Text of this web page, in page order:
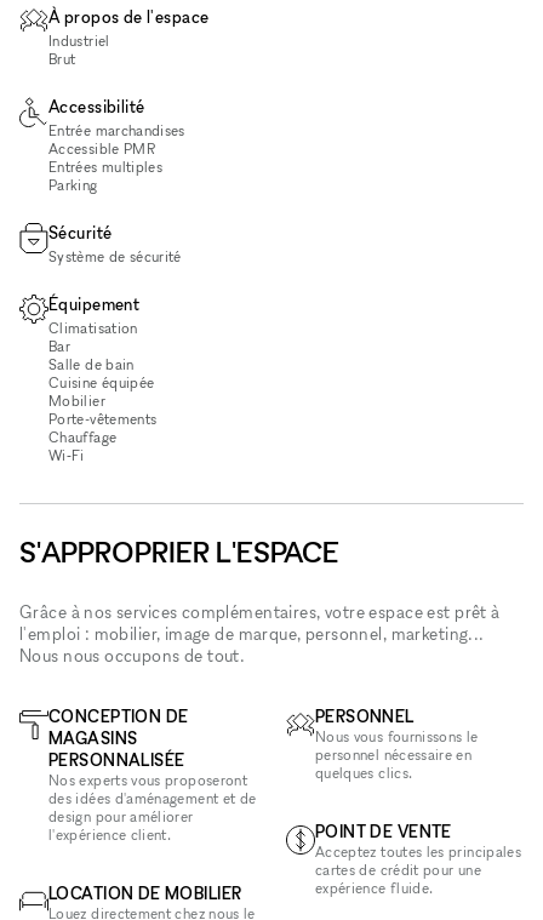
À propos de l'espace
Industriel
Brut
Accessibilité
Entrée marchandises
Accessible PMR
Entrées multiples
Parking
Sécurité
Système de sécurité
Équipement
Climatisation
Bar
Salle de bain
Cuisine équipée
Mobilier
Porte-vêtements
Chauffage
Wi‑Fi
S'APPROPRIER L'ESPACE
Grâce à nos services complémentaires, votre espace est prêt à
l'emploi : mobilier, image de marque, personnel, marketing...
Nous nous occupons de tout.
CONCEPTION DE
MAGASINS
PERSONNALISÉE
Nos experts vous proposeront
des idées d'aménagement et de
design pour améliorer
l'expérience client.
LOCATION DE MOBILIER
Louez directement chez nous le
PERSONNEL
Nous vous fournissons le
personnel nécessaire en
quelques clics.
POINT DE VENTE
Acceptez toutes les principales
cartes de crédit pour une
expérience fluide.